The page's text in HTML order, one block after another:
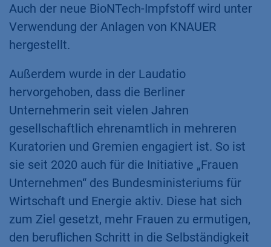
Auch der neue BioNTech-Impfstoff wird unter
Verwendung der Anlagen von KNAUER
hergestellt.
Außerdem wurde in der Laudatio
hervorgehoben, dass die Berliner
Unternehmerin seit vielen Jahren
gesellschaftlich ehrenamtlich in mehreren
Kuratorien und Gremien engagiert ist. So ist
sie seit 2020 auch für die Initiative „Frauen
Unternehmen“ des Bundesministeriums für
Wirtschaft und Energie aktiv. Diese hat sich
zum Ziel gesetzt, mehr Frauen zu ermutigen,
den beruflichen Schritt in die Selbständigkeit